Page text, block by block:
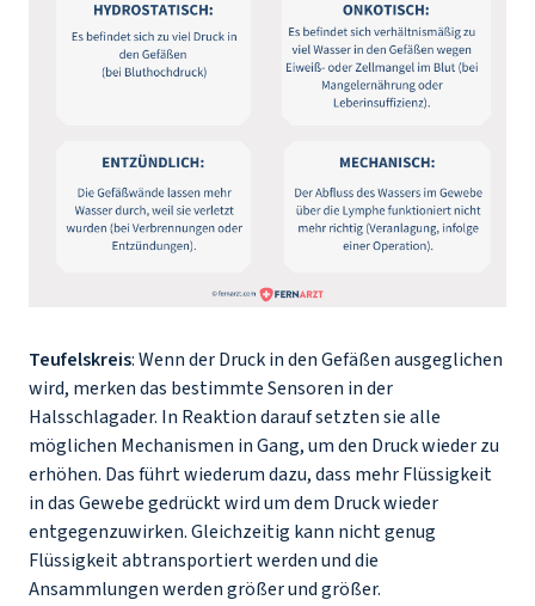
Teufelskreis: Wenn der Druck in den Gefäßen ausgeglichen
wird, merken das bestimmte Sensoren in der
Halsschlagader. In Reaktion darauf setzten sie alle
möglichen Mechanismen in Gang, um den Druck wieder zu
erhöhen. Das führt wiederum dazu, dass mehr Flüssigkeit
in das Gewebe gedrückt wird um dem Druck wieder
entgegenzuwirken. Gleichzeitig kann nicht genug
Flüssigkeit abtransportiert werden und die
Ansammlungen werden größer und größer.